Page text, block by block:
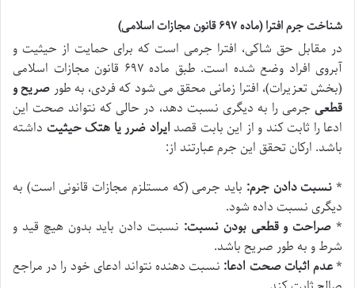
شناخت جرم افترا (ماده ۶۹۷ قانون مجازات اسلامی)
در مقابل حق شاکی، افترا جرمی است که برای حمایت از حیثیت و
آبروی افراد وضع شده است. طبق ماده ۶۹۷ قانون مجازات اسلامی
(بخش تعزیرات)، افترا زمانی محقق می شود که فردی، به طور صریح و
قطعی جرمی را به دیگری نسبت دهد، در حالی که نتواند صحت این
ادعا را ثابت کند و از این بابت قصد ایراد ضرر یا هتک حیثیت داشته
باشد. ارکان تحقق این جرم عبارتند از:
*نسبت دادن جرم: باید جرمی (که مستلزم مجازات قانونی است) به
دیگری نسبت داده شود.
* صراحت و قطعی بودن نسبت: نسبت دادن باید بدون هیچ قید و
شرط و به طور صریح باشد.
*عدم اثبات صحت ادعا: نسبت دهنده نتواند ادعای خود را در مراجع